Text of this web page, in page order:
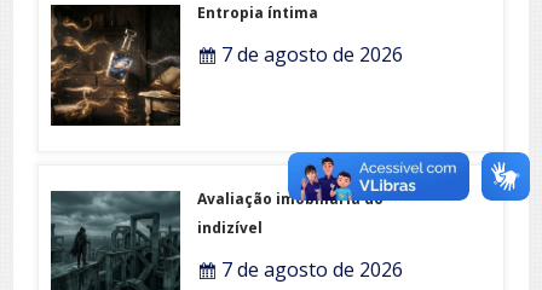
Entropia íntima
7 de agosto de 2026
Avaliação imobiliária do
indizível
7 de agosto de 2026